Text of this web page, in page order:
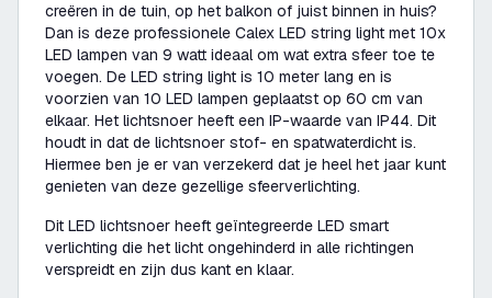
creëren in de tuin, op het balkon of juist binnen in huis?
Dan is deze professionele Calex LED string light met 10x
LED lampen van 9 watt ideaal om wat extra sfeer toe te
voegen. De LED string light is 10 meter lang en is
voorzien van 10 LED lampen geplaatst op 60 cm van
elkaar. Het lichtsnoer heeft een IP-waarde van IP44. Dit
houdt in dat de lichtsnoer stof- en spatwaterdicht is.
Hiermee ben je er van verzekerd dat je heel het jaar kunt
genieten van deze gezellige sfeerverlichting.
Dit LED lichtsnoer heeft geïntegreerde LED smart
verlichting die het licht ongehinderd in alle richtingen
verspreidt en zijn dus kant en klaar.